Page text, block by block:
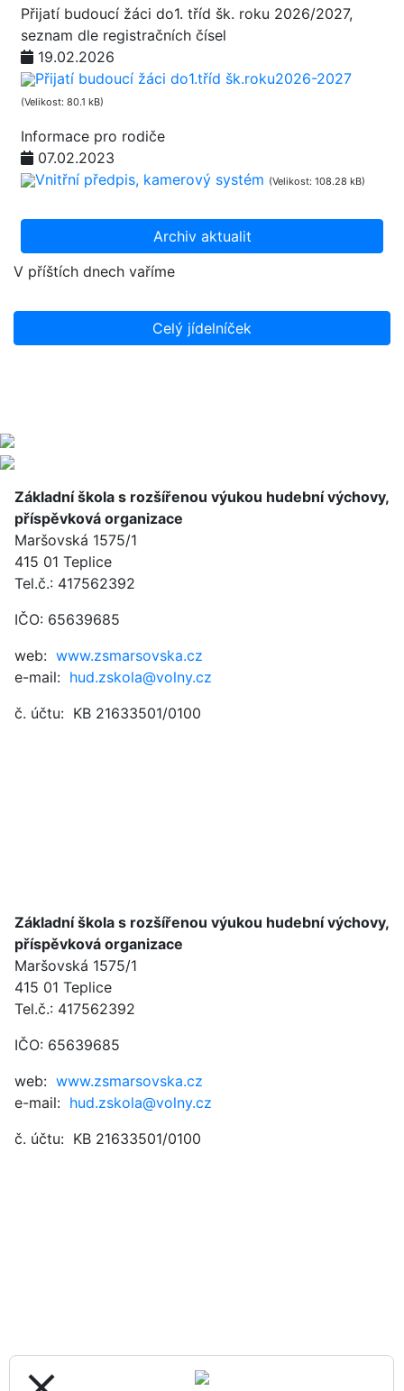
Přijatí budoucí žáci do1. tříd šk. roku 2026/2027,
seznam dle registračních čísel
19.02.2026
Přijatí budoucí žáci do1.tříd šk.roku2026-2027
(Velikost: 80.1 kB)
Informace pro rodiče
07.02.2023
Vnitřní předpis, kamerový systém (Velikost: 108.28 kB)
Archiv aktualit
V příštích dnech vaříme
Celý jídelníček
Základní škola s rozšířenou výukou hudební výchovy,
příspěvková organizace
Maršovská 1575/1
415 01 Teplice
Tel.č.: 417562392
IČO: 65639685
web: www.zsmarsovska.cz
e-mail: hud.zskola@volny.cz
č. účtu: KB 21633501/0100
Základní škola s rozšířenou výukou hudební výchovy,
příspěvková organizace
Maršovská 1575/1
415 01 Teplice
Tel.č.: 417562392
IČO: 65639685
web: www.zsmarsovska.cz
e-mail: hud.zskola@volny.cz
č. účtu: KB 21633501/0100